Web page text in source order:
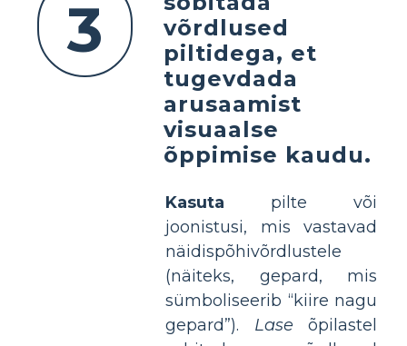
3
võrdlused
piltidega, et
tugevdada
arusaamist
visuaalse
õppimise kaudu.
Kasuta pilte või
joonistusi, mis vastavad
näidispõhivõrdlustele
(näiteks, gepard, mis
sümboliseerib “kiire nagu
gepard”). Lase õpilastel